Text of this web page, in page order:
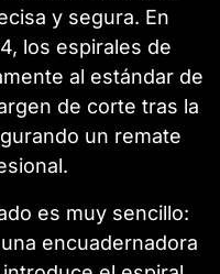
y segura. En
los espirales de
al estándar de
de corte tras la
un remate
es muy sencillo:
encuadernadora